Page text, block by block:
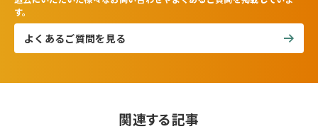
す。
よくあるご質問を見る
関連する記事